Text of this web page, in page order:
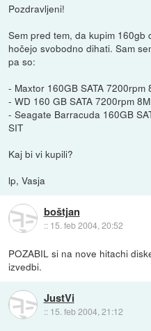
Pozdravljeni!
Sem pred tem, da kupim 160gb
hočejo svobodno dihati. Sam
pa so:
- Maxtor 160GB SATA
- WD 160 GB SATA 7200rpm
- Seagate Barracuda 160GB
SIT
Kaj bi vi kupili?
lp, Vasja
boštjan
:: 15. feb 2004, 20:52
POZABIL si na nove hitachi
izvedbi.
JustVi
:: 15. feb 2004, 21:12